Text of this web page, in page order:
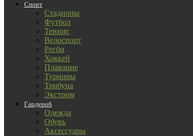
Спорт
Стадионы
Футбол
Теннис
Велоспорт
Регби
Хоккей
Плавание
Турниры
Трибуна
Экстрим
Гардероб
Одежда
Обувь
Аксессуары